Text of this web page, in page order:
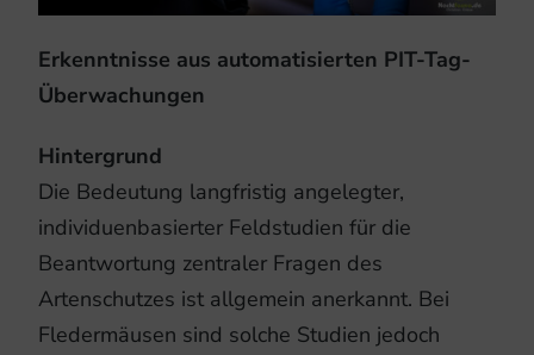
Erkenntnisse aus automatisierten PIT-Tag-
Überwachungen
Hintergrund
Die Bedeutung langfristig angelegter,
individuenbasierter Feldstudien für die
Beantwortung zentraler Fragen des
Artenschutzes ist allgemein anerkannt. Bei
Fledermäusen sind solche Studien jedoch